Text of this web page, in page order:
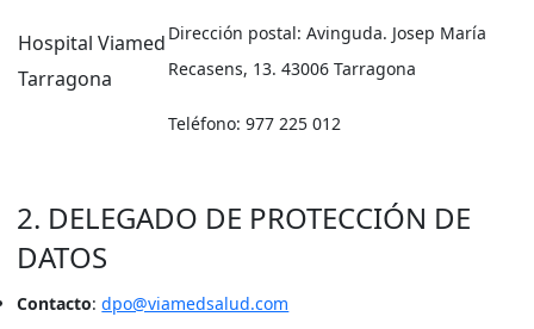
Hospital Viamed
Tarragona
Dirección postal: Avinguda. Josep María
Recasens, 13. 43006 Tarragona
Teléfono: 977 225 012
2. DELEGADO DE PROTECCIÓN DE
DATOS
Contacto:dpo@viamedsalud.com